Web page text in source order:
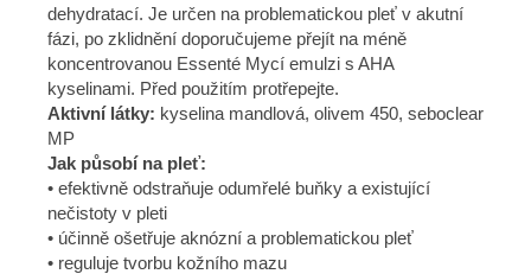
dehydratací. Je určen na problematickou pleť v akutní
fázi, po zklidnění doporučujeme přejít na méně
koncentrovanou Essenté Mycí emulzi s AHA
kyselinami. Před použitím protřepejte.
Aktivní látky: kyselina mandlová, olivem 450, seboclear
MP
Jak působí na pleť:
• efektivně odstraňuje odumřelé buňky a existující
nečistoty v pleti
• účinně ošetřuje aknózní a problematickou pleť
• reguluje tvorbu kožního mazu